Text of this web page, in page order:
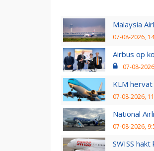
Malaysia
07-08-2026,
Airbus op
07-08-
KLM
07-08-2026,
National
07-08-2026,
SWISS